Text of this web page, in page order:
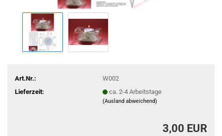
Art.Nr.:
W002
Lieferzeit:
ca. 2-4 Arbeitstage
(Ausland abweichend)
3,00 EUR